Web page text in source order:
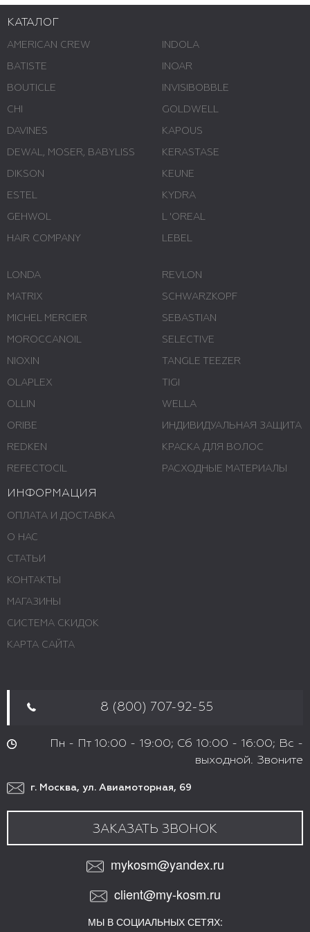
КАТАЛОГ
AMERICAN CREW
BATISTE
BOUTICLE
CHI
DAVINES
DEWAL, MOSER, BABYLISS
DIKSON
ESTEL
GEHWOL
HAIR COMPANY
INDOLA
INOAR
INVISIBOBBLE
GOLDWELL
KAPOUS
KERASTASE
KEUNE
KYDRA
L 'ОREAL
LEBEL
LONDA
MATRIX
MICHEL MERCIER
MOROCCANOIL
NIOXIN
OLAPLEX
OLLIN
ORIBE
REDKEN
REFECTOCIL
REVLON
SCHWARZKOPF
SEBASTIAN
SELECTIVE
TANGLE TEEZER
TIGI
WELLA
ИНДИВИДУАЛЬНАЯ ЗАЩИТА
КРАСКА ДЛЯ ВОЛОС
РАСХОДНЫЕ МАТЕРИАЛЫ
ИНФОРМАЦИЯ
ОПЛАТА И ДОСТАВКА
О НАС
СТАТЬИ
КОНТАКТЫ
МАГАЗИНЫ
СИСТЕМА СКИДОК
КАРТА САЙТА
8 (800) 707-92-55
Пн - Пт 10:00 - 19:00; Сб 10:00 - 16:00; Вс -
выходной. Звоните
г. Москва, ул. Авиамоторная, 69
ЗАКАЗАТЬ ЗВОНОК
mykosm@yandex.ru
client@my-kosm.ru
МЫ В СОЦИАЛЬНЫХ СЕТЯХ: